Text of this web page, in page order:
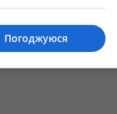
Погоджуюся